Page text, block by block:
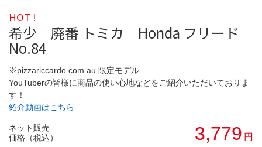
HOT !
希少 廃番 トミカ Honda フリード
No.84
※pizzariccardo.com.au 限定モデル
YouTuberの皆様に商品の使い心地などをご紹介いただいておりま
す！
紹介動画はこちら
ネット販売
価格（税込）
3,779 円